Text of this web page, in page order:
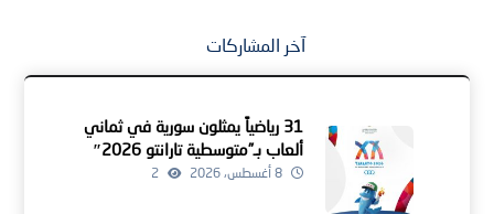
آخر المشاركات
31 رياضياً يمثلون سورية في ثماني
ألعاب بـ”متوسطية تارانتو 2026″
8 أغسطس، 2026 2